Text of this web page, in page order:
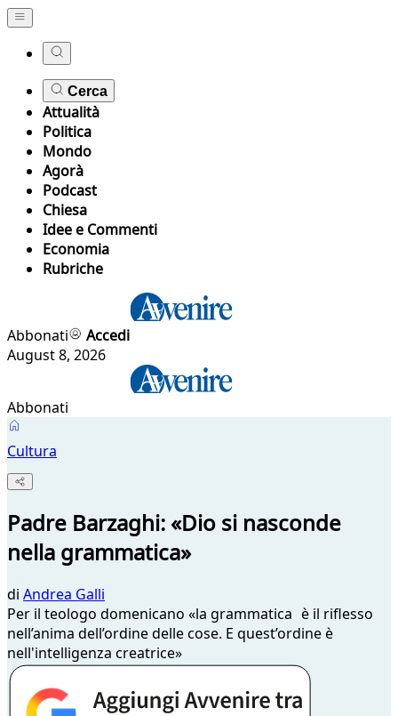
Cerca
Attualità
Politica
Mondo
Agorà
Podcast
Chiesa
Idee e Commenti
Economia
Rubriche
Abbonati
Accedi
August 8, 2026
Abbonati
Cultura
Padre Barzaghi: «Dio si nasconde
nella grammatica»
di Andrea Galli
Per il teologo domenicano «la grammatica è il riflesso
nell’anima dell’ordine delle cose. E quest’ordine è
nell'intelligenza creatrice»